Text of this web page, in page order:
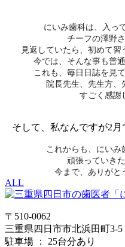
にいみ歯科は、
入っ
チーフの澤野
見返していたら、初めて習
今では、そんな事も普
これも、 毎日日誌を見
院長先生、 先生方、
すごく感謝
そして、私なんですが2月
これからも、 にいみ
頑張っていき
今まで、ありがと
ALL
〒510-0062
三重県四日市市北浜田町3-5
駐車場 ： 25台分あり